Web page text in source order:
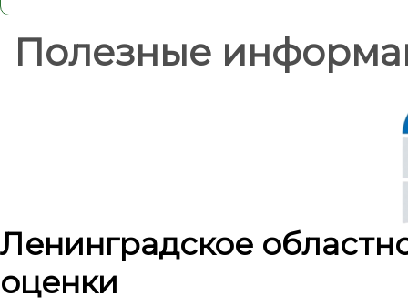
Полезные
Ленинградское
оценки